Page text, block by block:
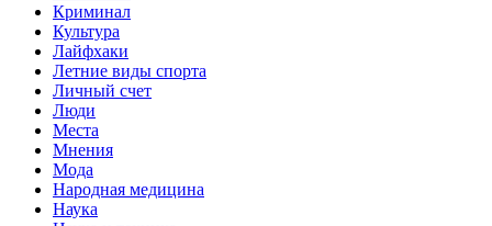
Криминал
Культура
Лайфхаки
Летние виды спорта
Личный счет
Люди
Места
Мнения
Мода
Народная медицина
Наука